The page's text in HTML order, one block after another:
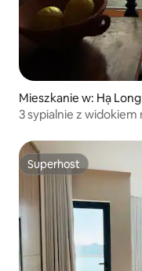
Mieszkanie w: Hạ Long
3 sypialnie z widokiem
Superhost
Superhost